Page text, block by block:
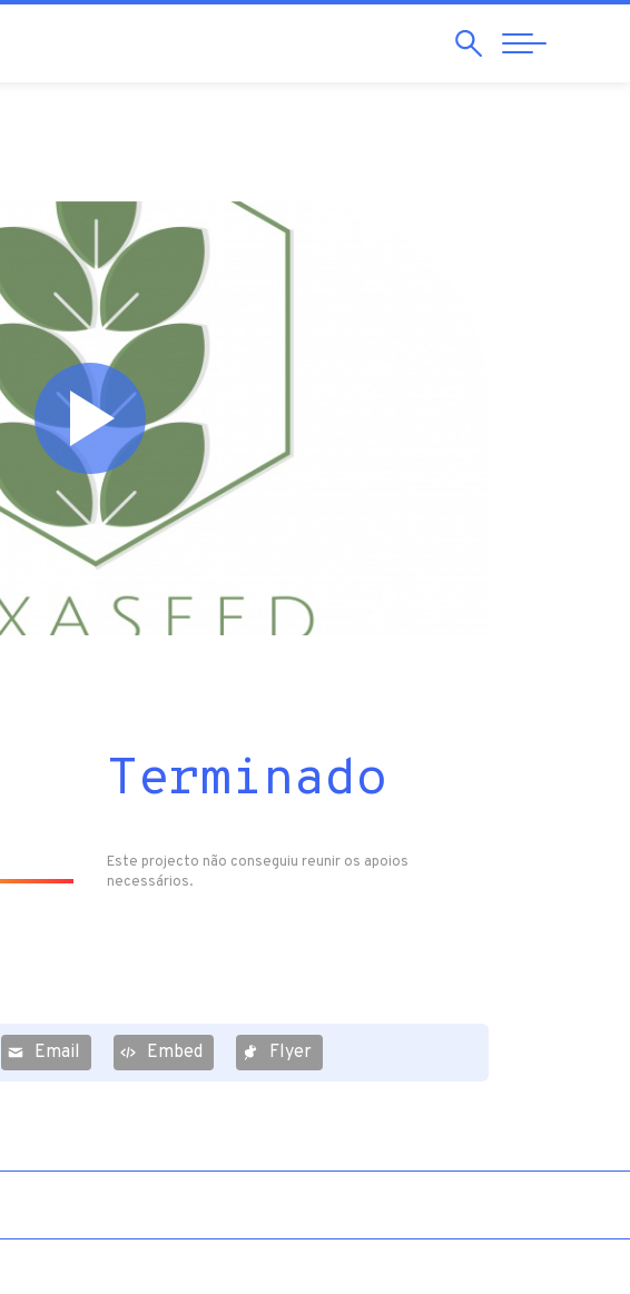
Pesquisar
Abrir
Navegação
Terminado
Este projecto não conseguiu reunir os apoios
necessários.
Email Embed Flyer